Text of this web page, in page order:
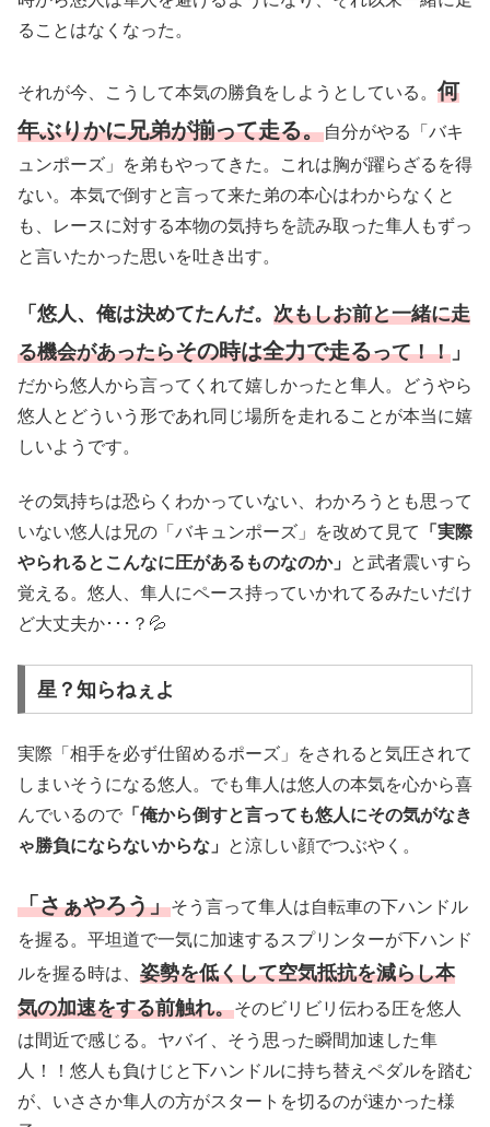
ることはなくなった。
それが今、こうして本気の勝負をしようとしている。 何
年ぶりかに兄弟が揃って走る。自分がやる「バキ
ュンポーズ」を弟もやってきた。これは胸が躍らざるを得
ない。本気で倒すと言って来た弟の本心はわからなくと
も、レースに対する本物の気持ちを読み取った隼人もずっ
と言いたかった思いを吐き出す。
「悠人、俺は決めてたんだ。 次もしお前と一緒に走
る機会があったらその時は全力で走るって！！ 」
だから悠人から言ってくれて嬉しかったと隼人。どうやら
悠人とどういう形であれ同じ場所を走れることが本当に嬉
しいようです。
その気持ちは恐らくわかっていない、わかろうとも思って
いない悠人は兄の「バキュンポーズ」を改めて見て
「実際
やられるとこんなに圧があるものなのか」
と武者震いすら
覚える。悠人、隼人にペース持っていかれてるみたいだけ
ど大丈夫か･･･？💦
星？知らねぇよ
実際「相手を必ず仕留めるポーズ」をされると気圧されて
しまいそうになる悠人。でも隼人は悠人の本気を心から喜
んでいるので 「俺から倒すと言っても悠人にその気がなき
ゃ勝負にならないからな」
と涼しい顔でつぶやく。
「さぁやろう」そう言って隼人は自転車の下ハンドル
を握る。平坦道で一気に加速するスプリンターが下ハンド
ルを握る時は、 姿勢を低くして空気抵抗を減らし本
気の加速をする前触れ。そのビリビリ伝わる圧を悠人
は間近で感じる。ヤバイ、そう思った瞬間加速した隼
人！！悠人も負けじと下ハンドルに持ち替えペダルを踏む
が、いささか隼人の方がスタートを切るのが速かった様